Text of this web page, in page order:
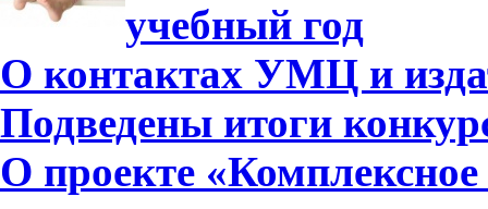
учебный год
О контактах УМЦ и
Подведены итоги
О проекте «Комплексное